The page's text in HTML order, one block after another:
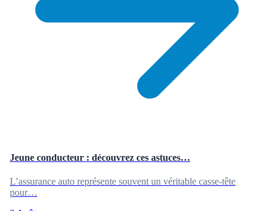
Jeune conducteur : découvrez ces astuces…
L’assurance auto représente souvent un véritable casse-tête
pour…